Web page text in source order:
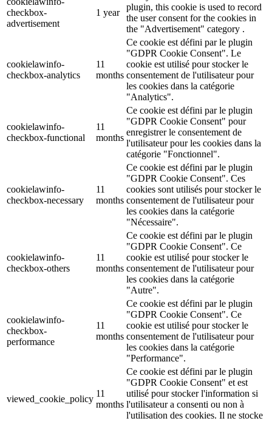
checkbox-
advertisement
1 year
plugin, this cookie is used to record
the user consent for the cookies in
the "Advertisement" category .
cookielawinfo-
checkbox-analytics
11
months
Ce cookie est défini par le plugin
"GDPR Cookie Consent". Le
cookie est utilisé pour stocker le
consentement de l'utilisateur pour
les cookies dans la catégorie
"Analytics".
cookielawinfo-
checkbox-functional
11
months
Ce cookie est défini par le plugin
"GDPR Cookie Consent" pour
enregistrer le consentement de
l'utilisateur pour les cookies dans la
catégorie "Fonctionnel".
cookielawinfo-
checkbox-necessary
11
months
Ce cookie est défini par le plugin
"GDPR Cookie Consent". Ces
cookies sont utilisés pour stocker le
consentement de l'utilisateur pour
les cookies dans la catégorie
"Nécessaire".
cookielawinfo-
checkbox-others
11
months
Ce cookie est défini par le plugin
"GDPR Cookie Consent". Ce
cookie est utilisé pour stocker le
consentement de l'utilisateur pour
les cookies dans la catégorie
"Autre".
cookielawinfo-
checkbox-
performance
11
months
Ce cookie est défini par le plugin
"GDPR Cookie Consent". Ce
cookie est utilisé pour stocker le
consentement de l'utilisateur pour
les cookies dans la catégorie
"Performance".
viewed_cookie_policy
11
months
Ce cookie est défini par le plugin
"GDPR Cookie Consent" et est
utilisé pour stocker l'information si
l'utilisateur a consenti ou non à
l'utilisation des cookies. Il ne stocke